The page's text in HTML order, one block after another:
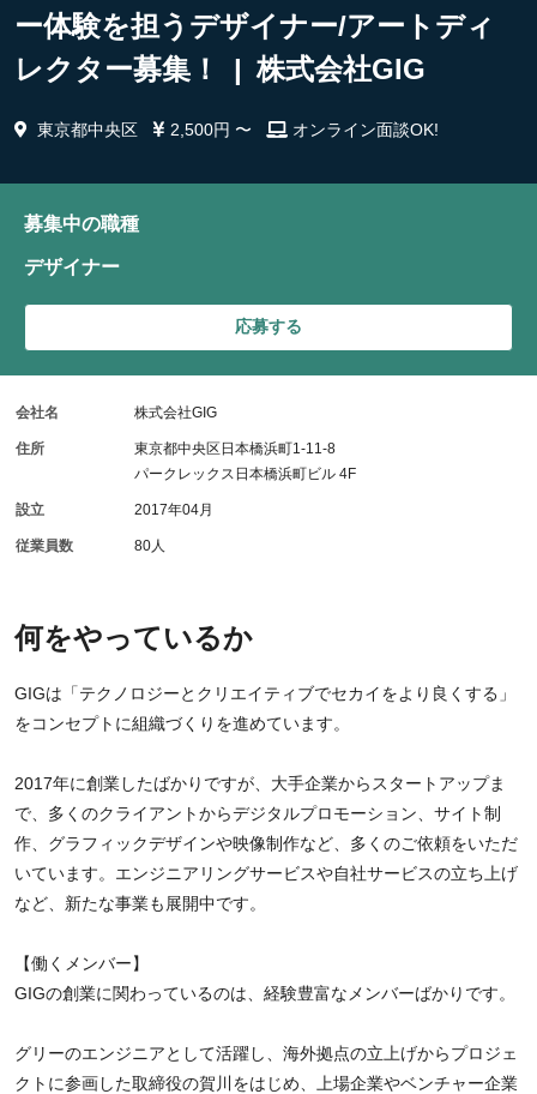
ー体験を担うデザイナー/アートディ
レクター募集！ | 株式会社GIG
東京都中央区 2,500円 〜 オンライン面談OK!
何をやっているか
GIGは「テクノロジーとクリエイティブでセカイをより良くする」
をコンセプトに組織づくりを進めています。
2017年に創業したばかりですが、大手企業からスタートアップま
で、多くのクライアントからデジタルプロモーション、サイト制
作、グラフィックデザインや映像制作など、多くのご依頼をいただ
いています。エンジニアリングサービスや自社サービスの立ち上げ
など、新たな事業も展開中です。
【働くメンバー】
GIGの創業に関わっているのは、経験豊富なメンバーばかりです。
グリーのエンジニアとして活躍し、海外拠点の立上げからプロジェ
クトに参画した取締役の賀川をはじめ、上場企業やベンチャー企業
募集中の職種
デザイナー
応募する
会社名 株式会社GIG
住所
東京都中央区日本橋浜町1-11-8
パークレックス日本橋浜町ビル 4F
設立 2017年04月
従業員数 80人